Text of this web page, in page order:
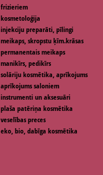
frizieriem
kosmetoloģija
injekciju preparāti, pīlingi
meikaps, skropstu ķīm.krāsas
permanentais meikaps
manikīrs, pedikīrs
solāriju kosmētika, aprīkojums
aprīkojums saloniem
instrumenti un aksesuāri
plaša patēriņa kosmētika
veselības preces
eko, bio, dabīga kosmētika